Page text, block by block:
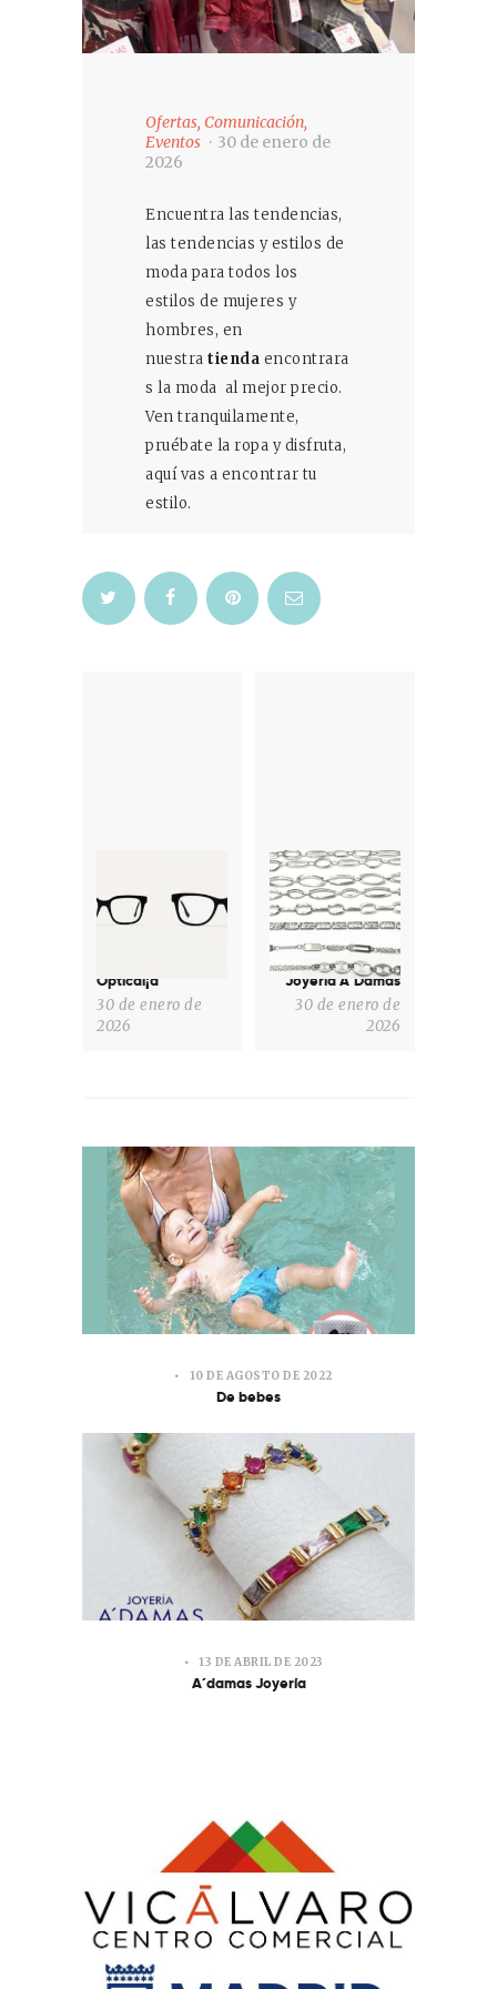
Ofertas, Comunicación,
Eventos
30 de enero de
2026
Encuentra las tendencias,
las tendencias y estilos de
moda para todos los
estilos de mujeres y
hombres, en
nuestratienda encontrara
s la moda al mejor precio.
Ven tranquilamente,
pruébate la ropa y disfruta,
aquí vas a encontrar tu
estilo.
Previous
post:
Optical¡a
30 de enero de
2026
Next
post:
Joyería A´Damas
30 de enero de
2026
10 DE AGOSTO DE 2022
De bebes
13 DE ABRIL DE 2023
A´damas Joyería